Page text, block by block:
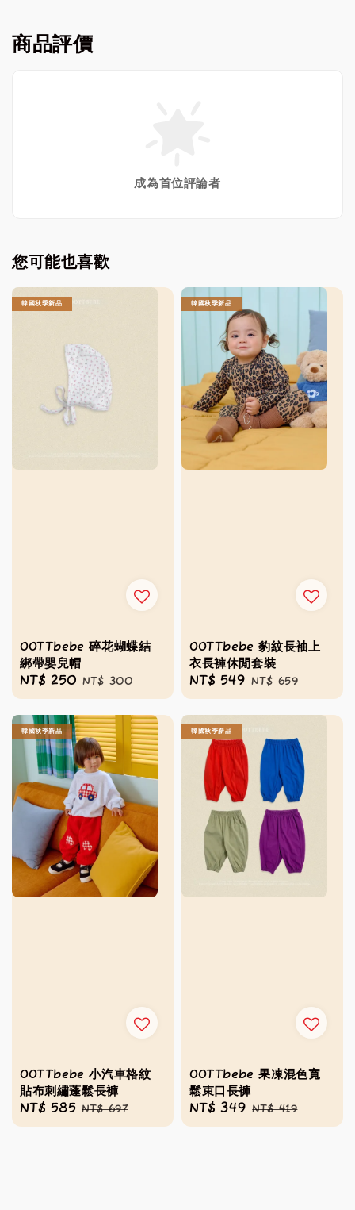
商品評價
成為首位評論者
您可能也喜歡
韓國秋季新品
OOTTbebe 碎花蝴蝶結
綁帶嬰兒帽
Sale
price
NT$ 250 Regular
price
NT$ 300
韓國秋季新品
OOTTbebe 豹紋長袖上
衣長褲休閒套裝
Sale
price
NT$ 549 Regular
price
NT$ 659
韓國秋季新品
OOTTbebe 小汽車格紋
貼布刺繡蓬鬆長褲
Sale
price
NT$ 585 Regular
price
NT$ 697
韓國秋季新品
OOTTbebe 果凍混色寬
鬆束口長褲
Sale
price
NT$ 349 Regular
price
NT$ 419